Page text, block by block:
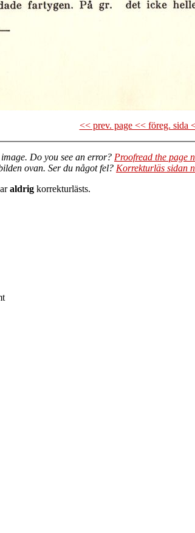
<< prev. page << föreg. sida
Do you see an error? Proofread the page
ovan. Ser du något fel? Korrekturläs sidan
aldrig korrekturlästs.